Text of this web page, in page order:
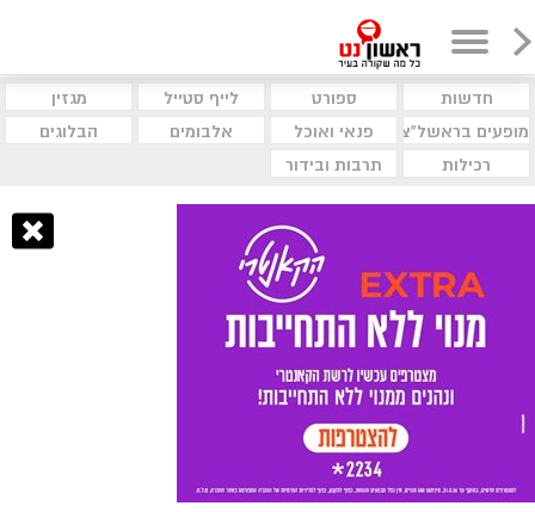
חדשות ספורט לייף סטייל
מגזין
מופעים בראשל"צ
פנאי ואוכל אלבומים
הבלוגים
רכילות
תרבות ובידור